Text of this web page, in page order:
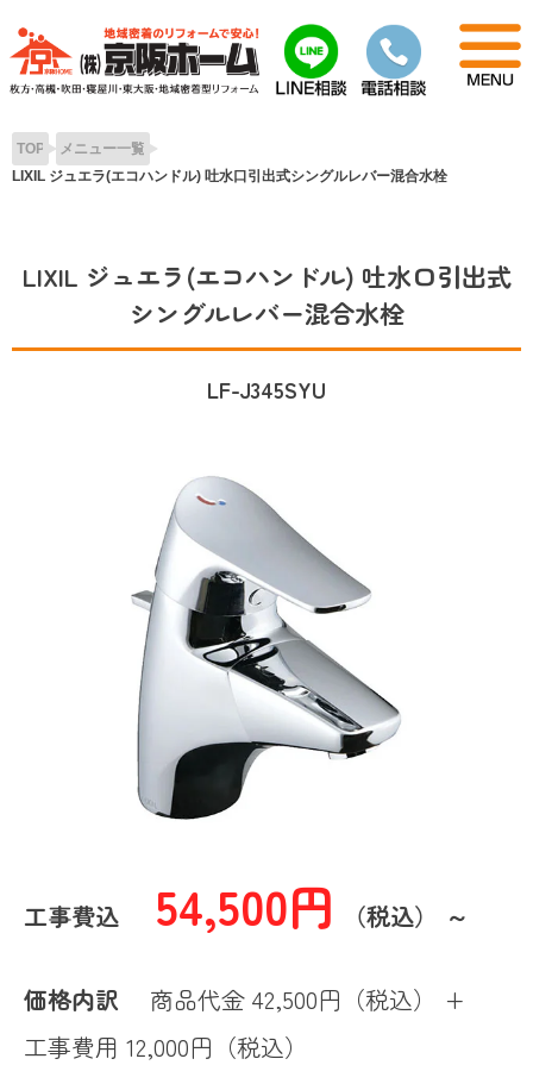
content
TOP
メニュー一覧
LIXIL ジュエラ(エコハンドル) 吐水口引出式シングルレバー混合水栓
LIXIL ジュエラ(エコハンドル) 吐水口引出式
シングルレバー混合水栓
LF-J345SYU
工事費込 54,500円 （税込） ～
価格内訳 商品代金 42,500円（税込） +
工事費用 12,000円（税込）